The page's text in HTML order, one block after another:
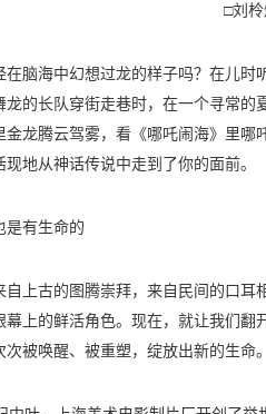
□刘
在脑海中幻想过龙的样子吗？在儿时
龙的长队穿街走巷时，在一个寻常
金龙腾云驾雾，看《哪吒闹海》里
地从神话传说中走到了你的面前。
是有生命的
自上古的图腾崇拜，来自民间的口耳
幕上的鲜活角色。现在，就让我们
次被唤醒、被重塑，绽放出新的生命。